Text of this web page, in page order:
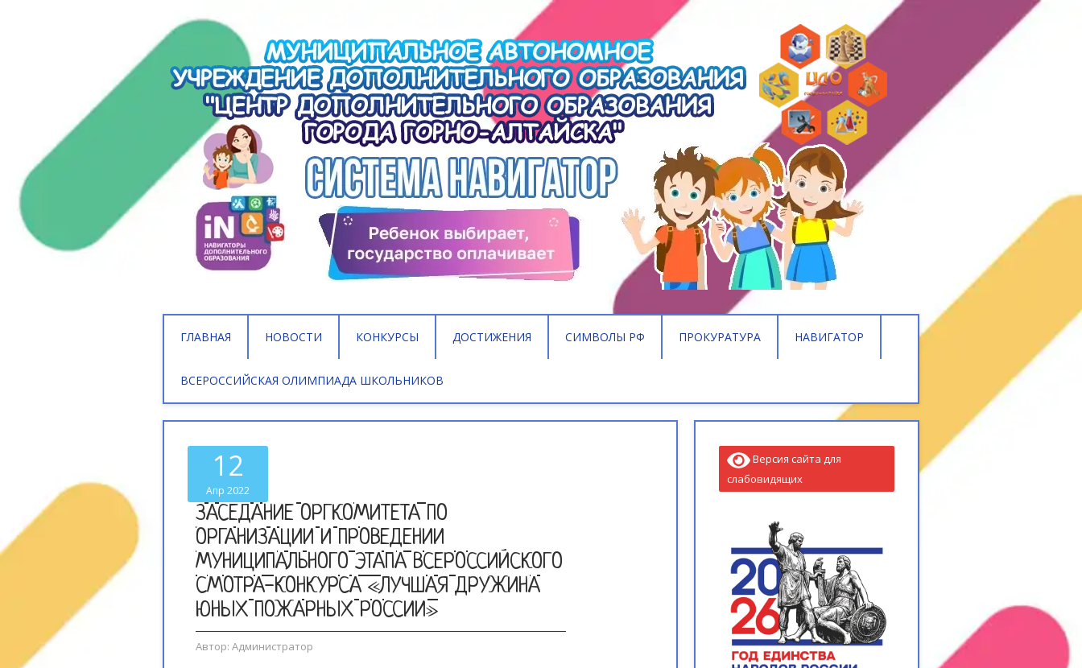
ГЛАВНАЯ НОВОСТИ КОНКУРСЫ ДОСТИЖЕНИЯ СИМВОЛЫ РФ ПРОКУРАТУРА НАВИГАТОР
ВСЕРОССИЙСКАЯ ОЛИМПИАДА ШКОЛЬНИКОВ
12
Апр 2022
ЗАСЕДАНИЕ ОРГКОМИТЕТА ПО
ОРГАНИЗАЦИИ И ПРОВЕДЕНИИ
МУНИЦИПАЛЬНОГО ЭТАПА ВСЕРОССИЙСКОГО
СМОТРА-КОНКУРСА «ЛУЧШАЯ ДРУЖИНА
ЮНЫХ ПОЖАРНЫХ РОССИИ»
Автор: Администратор
Версия сайта для
слабовидящих